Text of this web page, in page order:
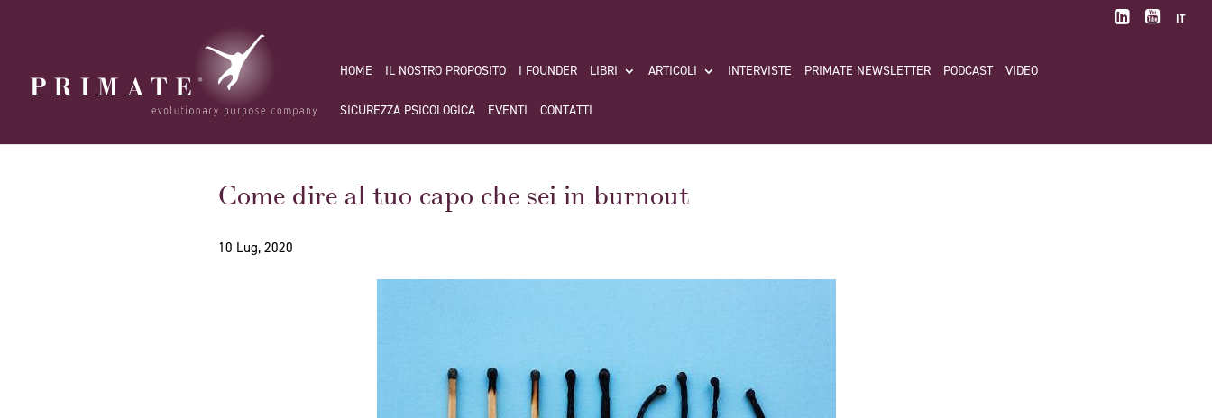
IT
HOME IL NOSTRO PROPOSITO I FOUNDER LIBRI ARTICOLI INTERVISTE PRIMATE NEWSLETTER PODCAST VIDEO
SICUREZZA PSICOLOGICA EVENTI CONTATTI
Come dire al tuo capo che sei in burnout
10 Lug, 2020